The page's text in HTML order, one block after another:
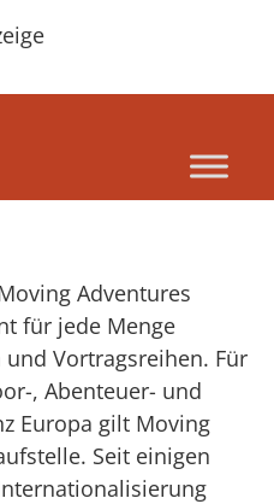
Adventures
für jede Menge
Vortragsreihen. Für
, Abenteuer- und
Europa gilt Moving
Seit einigen